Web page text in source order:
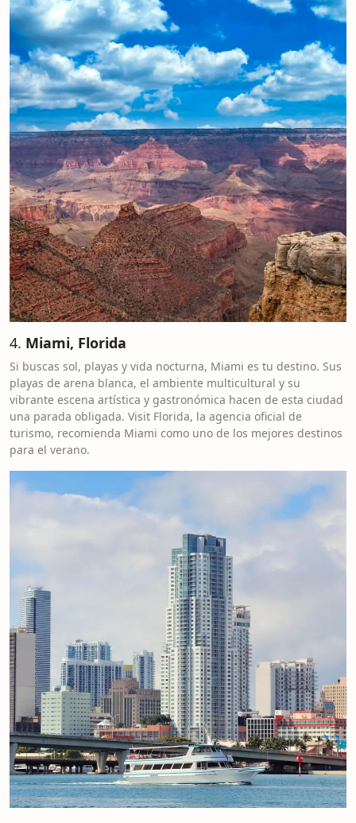
4. Miami, Florida
Si buscas sol, playas y vida nocturna, Miami es tu destino. Sus
playas de arena blanca, el ambiente multicultural y su
vibrante escena artística y gastronómica hacen de esta ciudad
una parada obligada. Visit Florida, la agencia oficial de
turismo, recomienda Miami como uno de los mejores destinos
para el verano.